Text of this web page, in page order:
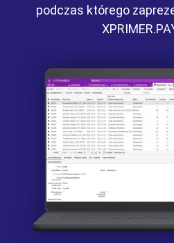
podczas którego